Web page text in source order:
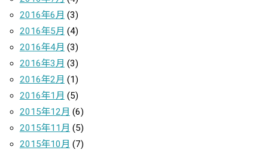
2016年6月 (3)
2016年5月 (4)
2016年4月 (3)
2016年3月 (3)
2016年2月 (1)
2016年1月 (5)
2015年12月 (6)
2015年11月 (5)
2015年10月 (7)